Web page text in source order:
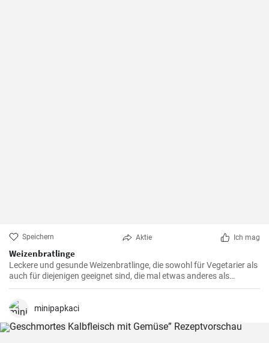
Speichern Aktie Ich mag
Weizenbratlinge
Leckere und gesunde Weizenbratlinge, die sowohl für Vegetarier als
auch für diejenigen geeignet sind, die mal etwas anderes als
normale Fleischbratlinge genießen möchten.
minipapkaci